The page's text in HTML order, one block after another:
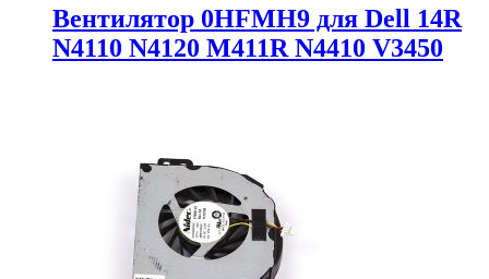
Вентилятор 0HFMH9 для Dell 14R
N4110 N4120 M411R N4410 V3450